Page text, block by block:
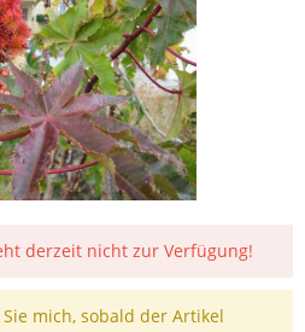
derzeit nicht zur Verfügung!
mich, sobald der Artikel